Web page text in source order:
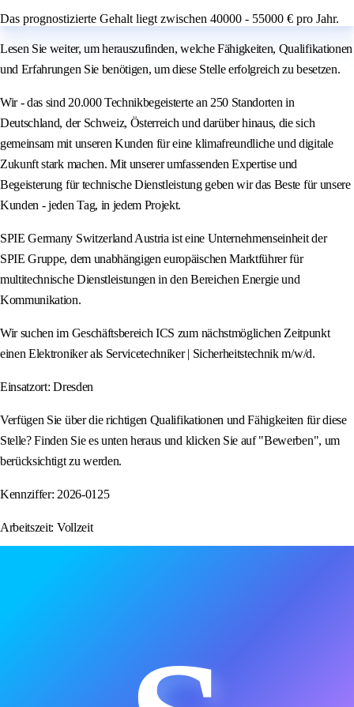
Das prognostizierte Gehalt liegt zwischen 40000 - 55000 € pro Jahr.
Lesen Sie weiter, um herauszufinden, welche Fähigkeiten, Qualifikationen
und Erfahrungen Sie benötigen, um diese Stelle erfolgreich zu besetzen.
Wir - das sind 20.000 Technikbegeisterte an 250 Standorten in
Deutschland, der Schweiz, Österreich und darüber hinaus, die sich
gemeinsam mit unseren Kunden für eine klimafreundliche und digitale
Zukunft stark machen. Mit unserer umfassenden Expertise und
Begeisterung für technische Dienstleistung geben wir das Beste für unsere
Kunden - jeden Tag, in jedem Projekt.
SPIE Germany Switzerland Austria ist eine Unternehmenseinheit der
SPIE Gruppe, dem unabhängigen europäischen Marktführer für
multitechnische Dienstleistungen in den Bereichen Energie und
Kommunikation.
Wir suchen im Geschäftsbereich ICS zum nächstmöglichen Zeitpunkt
einen Elektroniker als Servicetechniker | Sicherheitstechnik m/w/d.
Einsatzort: Dresden
Verfügen Sie über die richtigen Qualifikationen und Fähigkeiten für diese
Stelle? Finden Sie es unten heraus und klicken Sie auf "Bewerben", um
berücksichtigt zu werden.
Kennziffer: 2026-0125
Arbeitszeit: Vollzeit